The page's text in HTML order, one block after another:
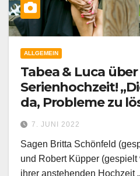
ALLGEMEIN
Tabea & Luca
Serienhochzeit!
da, Probleme zu
alleine nicht
Maric
7. JUNI 2022
Sagen Britta Schönfeld
und Robert Küpper
ihrer anstehenden Hochzeit